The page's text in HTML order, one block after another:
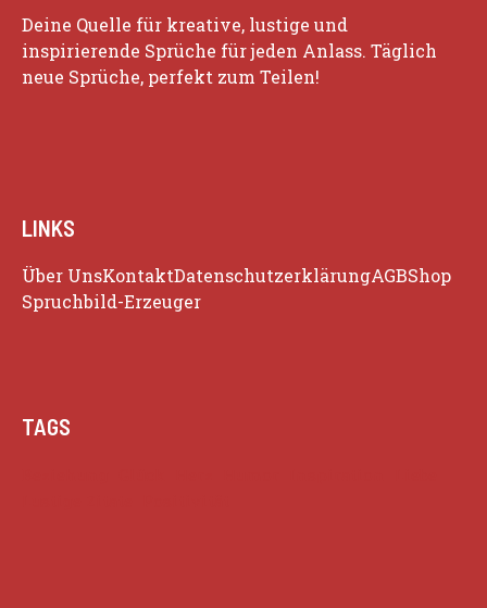
Deine Quelle für kreative, lustige und
inspirierende Sprüche für jeden Anlass. Täglich
neue Sprüche, perfekt zum Teilen!
LINKS
Über UnsKontaktDatenschutzerklärungAGBShop
Spruchbild-Erzeuger
TAGS